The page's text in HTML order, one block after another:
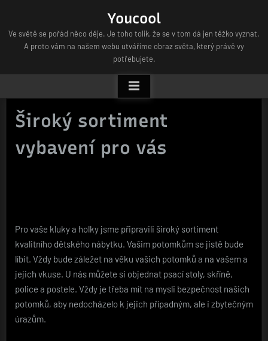
content
Youcool
Ve světě se pořád něco děje. Je toho tolik, že se v tom dá jen těžko vyznat.
A proto vám na našem webu utváříme obraz světa, který právě vy
potřebujete.
Široký sortiment
vybavení pro vás
Pro vaše kluky a holky jsme připravili široký sortiment
kvalitního dětského nábytku. Vašim potomkům se jistě bude
líbit. Vždy bude záležet na věku vašich potomků a na vašem a
jejich vkuse. U nás můžete si objednat psací stoly, skříně,
police a postele. Vždy je třeba mít na mysli bezpečnost našich
potomků, aby nedocházelo k jejich případným, ale i zbytečným
úrazům.